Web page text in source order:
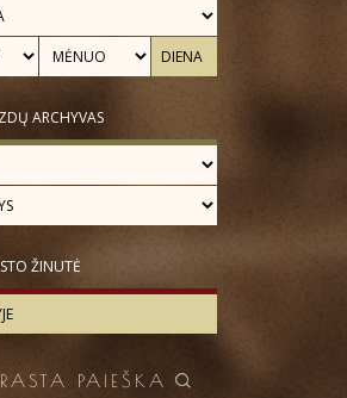
ARCHYVAS
ŽINUTĖ
PAIEŠKA